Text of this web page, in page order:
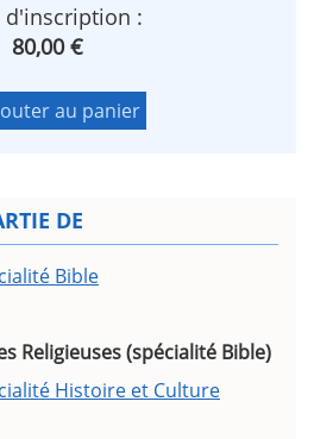
d'inscription :
80,00 €
au panier
DE
Bible
Religieuses (spécialité Bible)
Histoire et Culture